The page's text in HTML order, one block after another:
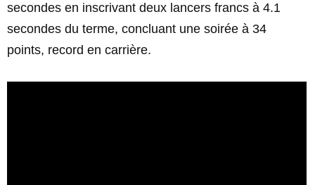
secondes en inscrivant deux lancers francs à 4.1
secondes du terme, concluant une soirée à 34
points, record en carrière.